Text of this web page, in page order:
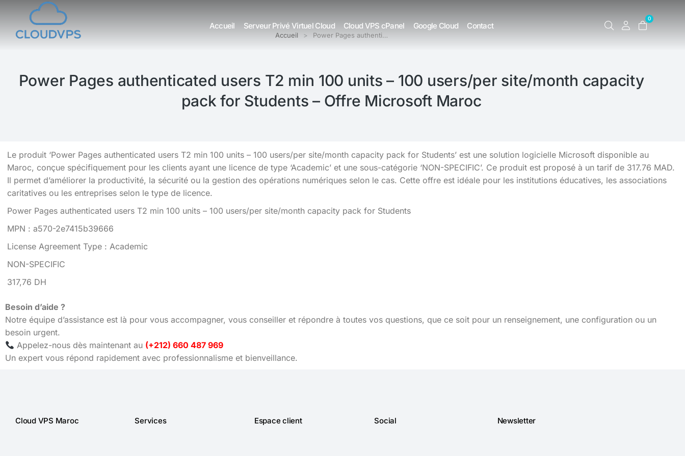
Accueil Serveur Privé Virtuel Cloud Cloud VPS cPanel Google Cloud Contact
0
Vous êtes ici : Accueil Power Pages authenti…
Power Pages authenticated users T2 min 100 units – 100 users/per site/month capacity
pack for Students – Offre Microsoft Maroc
Le produit ‘Power Pages authenticated users T2 min 100 units – 100 users/per site/month capacity pack for Students’ est une solution logicielle Microsoft disponible au
Maroc, conçue spécifiquement pour les clients ayant une licence de type ‘Academic’ et une sous-catégorie ‘NON-SPECIFIC’. Ce produit est proposé à un tarif de 317.76 MAD.
Il permet d’améliorer la productivité, la sécurité ou la gestion des opérations numériques selon le cas. Cette offre est idéale pour les institutions éducatives, les associations
caritatives ou les entreprises selon le type de licence.
Power Pages authenticated users T2 min 100 units – 100 users/per site/month capacity pack for Students
MPN : a570-2e7415b39666
License Agreement Type : Academic
NON-SPECIFIC
317,76 DH
Besoin d’aide ?
Notre équipe d’assistance est là pour vous accompagner, vous conseiller et répondre à toutes vos questions, que ce soit pour un renseignement, une configuration ou un
besoin urgent.
Appelez-nous dès maintenant au (+212) 660 487 969
Un expert vous répond rapidement avec professionnalisme et bienveillance.
Cloud VPS Maroc Services Espace client Social Newsletter